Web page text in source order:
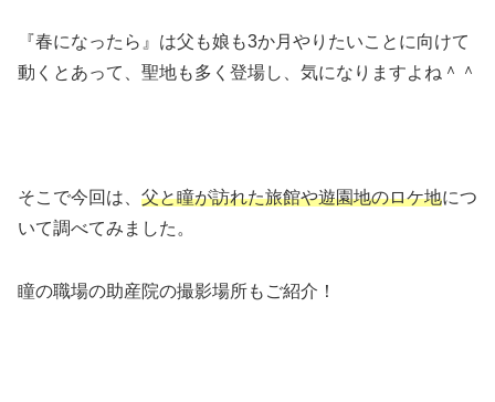
『春になったら』は父も娘も3か月やりたいことに向けて
動くとあって、聖地も多く登場し、気になりますよね＾＾
そこで今回は、 父と瞳が訪れた旅館や遊園地のロケ地につ
いて調べてみました。
瞳の職場の助産院の撮影場所もご紹介！